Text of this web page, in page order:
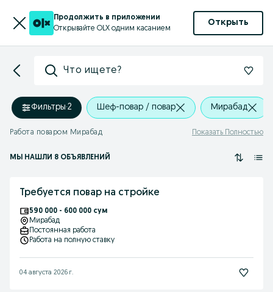
Продолжить в приложении
Открывайте OLX одним касанием
Открыть
Что ищете?
Фильтры·2 Шеф-повар / повар Мирабад
Работа поваром Мирабад Показать Полностью
МЫ НАШЛИ 8 ОБЪЯВЛЕНИЙ
Требуется повар на стройке
590 000 - 600 000 сум
Мирабад
Постоянная работа
Работа на полную ставку
04 августа 2026 г.